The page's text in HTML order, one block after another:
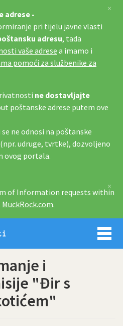
adrese -
pri tijelu javne vlasti
adresu, tada
vaše adrese a imamo i
pomoći za službenike za
ne dostavljajte
poštanske adrese putem ove
ne odnosi na poštanske
udruge, tvrtke), dozvoljeno
ovog portala.
×
of Information requests within
MuckRock.com.
×
Imamo
i
"Đir s